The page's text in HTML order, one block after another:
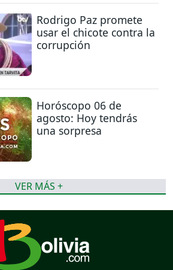
Rodrigo Paz promete
usar el chicote contra la
corrupción
Horóscopo 06 de
agosto: Hoy tendrás
una sorpresa
VER MÁS +